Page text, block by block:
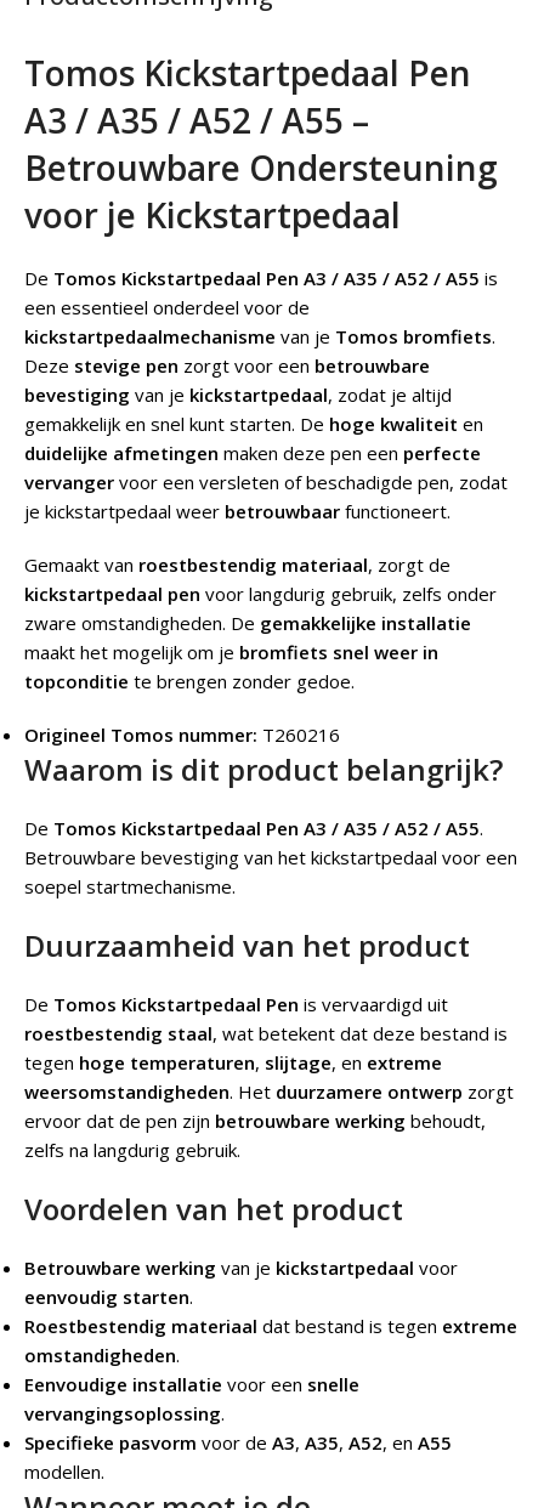
Tomos Kickstartpedaal Pen
A3 / A35 / A52 / A55 –
Betrouwbare Ondersteuning
voor je Kickstartpedaal
De Tomos Kickstartpedaal Pen A3 / A35 / A52 / A55 is
een essentieel onderdeel voor de
kickstartpedaalmechanisme van je Tomos bromfiets.
Deze stevige pen zorgt voor een betrouwbare
bevestiging van je kickstartpedaal, zodat je altijd
gemakkelijk en snel kunt starten. De hoge kwaliteit en
duidelijke afmetingen maken deze pen een perfecte
vervanger voor een versleten of beschadigde pen, zodat
je kickstartpedaal weer betrouwbaar functioneert.
Gemaakt van roestbestendig materiaal, zorgt de
kickstartpedaal pen voor langdurig gebruik, zelfs onder
zware omstandigheden. De gemakkelijke installatie
maakt het mogelijk om je bromfiets snel weer in
topconditie te brengen zonder gedoe.
Origineel Tomos nummer: T260216
Waarom is dit product belangrijk?
De Tomos Kickstartpedaal Pen A3 / A35 / A52 / A55.
Betrouwbare bevestiging van het kickstartpedaal voor een
soepel startmechanisme.
Duurzaamheid van het product
De Tomos Kickstartpedaal Pen is vervaardigd uit
roestbestendig staal, wat betekent dat deze bestand is
tegen hoge temperaturen, slijtage, en extreme
weersomstandigheden. Het duurzamere ontwerp zorgt
ervoor dat de pen zijn betrouwbare werking behoudt,
zelfs na langdurig gebruik.
Voordelen van het product
Betrouwbare werking van je kickstartpedaal voor
eenvoudig starten.
Roestbestendig materiaal dat bestand is tegen extreme
omstandigheden.
Eenvoudige installatie voor een snelle
vervangingsoplossing.
Specifieke pasvorm voor de A3, A35, A52, en A55
modellen.